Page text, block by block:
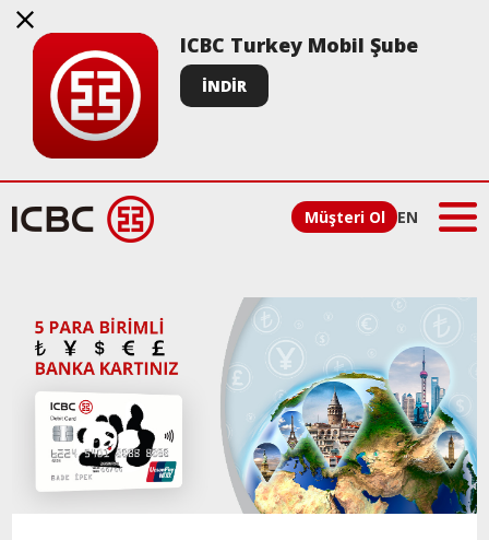
ICBC Turkey Mobil Şube
İNDİR
Müşteri Ol EN